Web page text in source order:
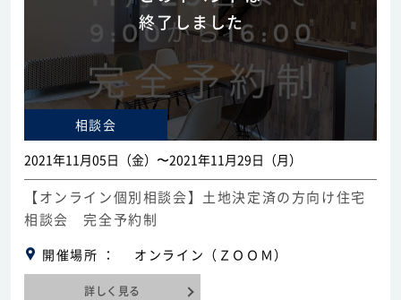
終了しました
相談会
2021年11月05日（金）〜2021年11月29日（月）
【オンライン個別相談会】土地決定済の方向け住宅
相談会 完全予約制
開催場所 オンライン（ＺＯＯＭ）
詳しく見る